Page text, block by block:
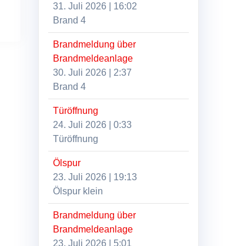
31. Juli 2026
16:02
Brand 4
Brandmeldung über
Brandmeldeanlage
30. Juli 2026
2:37
Brand 4
Türöffnung
24. Juli 2026 |0:33
Türöffnung
Ölspur
23. Juli 2026
19:13
Ölspur klein
Brandmeldung über
Brandmeldeanlage
23. Juli 2026
5:01